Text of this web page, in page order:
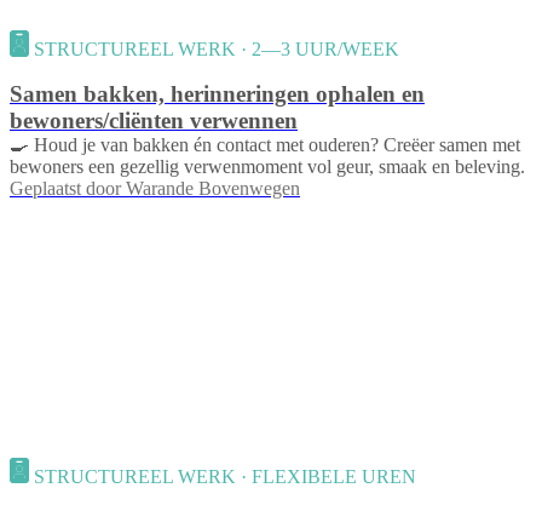
STRUCTUREEL WERK · 2—3 UUR/WEEK
Samen bakken, herinneringen ophalen en
bewoners/cliënten verwennen
🍳 Houd je van bakken én contact met ouderen? Creëer samen met
bewoners een gezellig verwenmoment vol geur, smaak en beleving.
Geplaatst door Warande Bovenwegen
STRUCTUREEL WERK · FLEXIBELE UREN